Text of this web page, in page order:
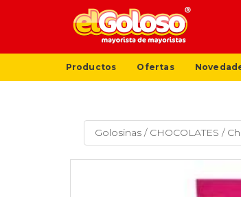
Productos Ofertas
Golosinas / CHOCOLATES /